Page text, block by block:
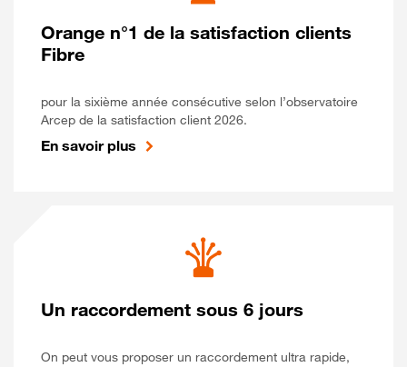
Orange n°1 de la satisfaction clients
Fibre
pour la sixième année consécutive selon l’observatoire
Arcep de la satisfaction client 2026.
En savoir plus
Un raccordement sous 6 jours
On peut vous proposer un raccordement ultra rapide,